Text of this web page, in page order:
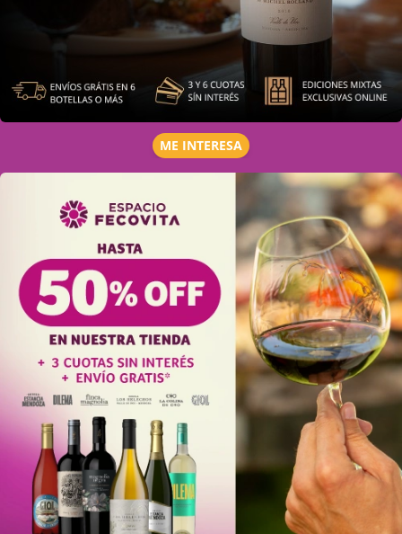
ME INTERESA